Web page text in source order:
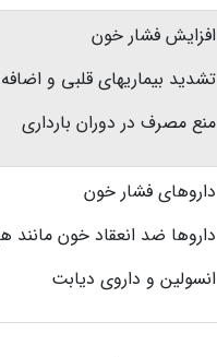
افزایش فشار خون
تشدید بیماریهای قلبی و
منع مصرف در دوران بارداری
داروهای فشار خون
داروها ضد انعقاد خون مانند
انسولین و داروی دیابت